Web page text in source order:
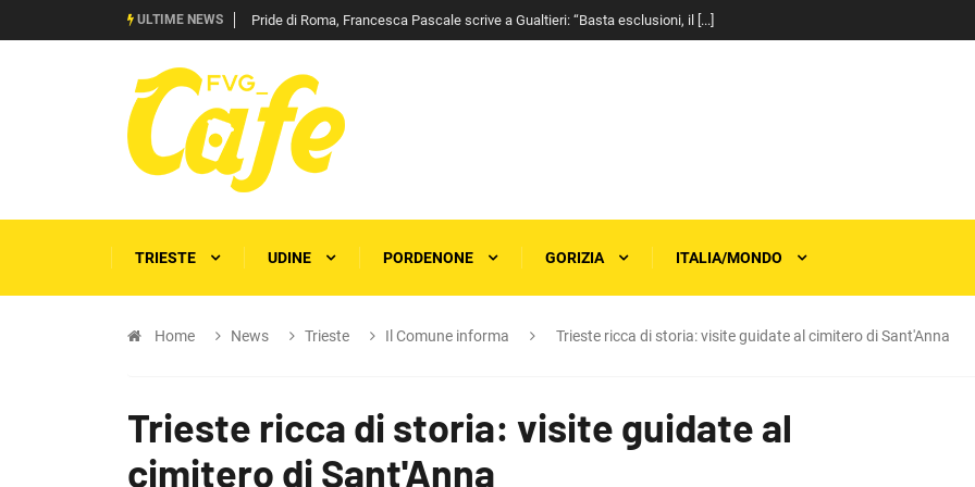
ULTIME NEWS Pride di Roma, Francesca Pascale scrive a Gualtieri: “Basta esclusioni, il [...]
TRIESTE UDINE PORDENONE GORIZIA ITALIA/MONDO
Home News Trieste Il Comune informa Trieste ricca di storia: visite guidate al cimitero di Sant'Anna
Trieste ricca di storia: visite guidate al
cimitero di Sant'Anna